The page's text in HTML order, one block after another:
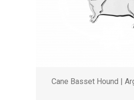
Cane Basset Hound |